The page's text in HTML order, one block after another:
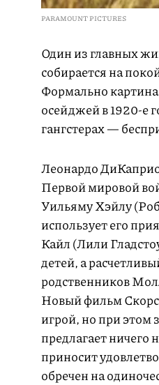
PARAMOUNT PICTURES
Один из главных
собирается на
Формально картина
осейджей в 1920-е
гангстерах —
Леонардо
Первой мировой
Уильяму Хэйлу
использует его
Кайл (Лили
детей, а
родственников
Новый фильм
игрой, но при этом
предлагает ничего
приносит
обречен на